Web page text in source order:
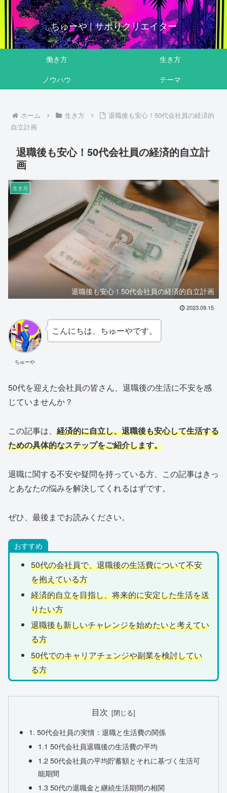
ちゅーや | サボりクリエイター
働き方
生き方
ノウハウ
テーマ
ホーム 生き方
退職後も安心！50代会社員の経済的
自立計画
退職後も安心！50代会社員の経済的自立計
画
生き方
退職後も安心！50代会社員の経済的自立計画
2023.09.15
ちゅーや
こんにちは、ちゅーやです。
50代を迎えた会社員の皆さん、退職後の生活に不安を感
じていませんか？
この記事は、 経済的に自立し、退職後も安心して生活する
ための具体的なステップをご紹介します。
退職に関する不安や疑問を持っている方、この記事はきっ
とあなたの悩みを解決してくれるはずです。
ぜひ、最後までお読みください。
おすすめ
50代の会社員で、退職後の生活費について不安
を抱えている方
経済的自立を目指し、将来的に安定した生活を送
りたい方
退職後も新しいチャレンジを始めたいと考えてい
る方
50代でのキャリアチェンジや副業を検討してい
る方
目次
1. 50代会社員の実情：退職と生活費の関係
1.1 50代会社員退職後の生活費の平均
1.2 50代会社員の平均貯蓄額とそれに基づく生活可
能期間
1.3 50代の退職金と継続生活期間の相関